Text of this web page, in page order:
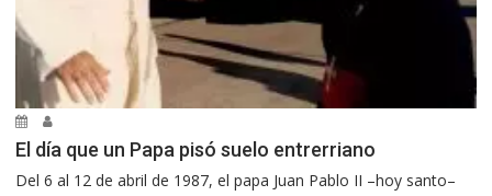
El día que un Papa pisó suelo entrerriano
Del 6 al 12 de abril de 1987, el papa Juan Pablo II –hoy santo–